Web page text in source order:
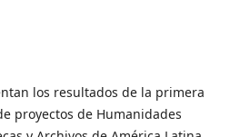
los resultados de la primera
proyectos de Humanidades